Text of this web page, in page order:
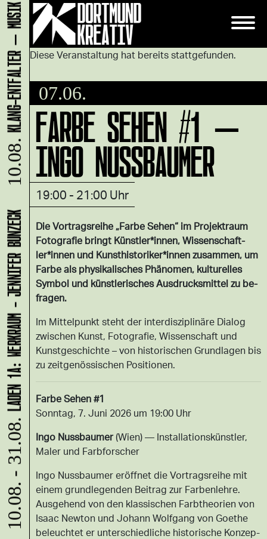
Diese Veranstaltung hat bereits stattgefunden.
07.06.
FARBE SEHEN #1 –
INGO NUSSBAUMER
19:00 - 21:00 Uhr
Die Vor­trags­rei­he „Farbe Sehen“ im Pro­jek­traum
Fo­to­gra­fie bringt Künst­ler*in­nen, Wis­sen­schaft­
ler*in­nen und Kunst­his­to­ri­ker*in­nen zu­sam­men, um
Farbe als phy­si­ka­li­sches Phänomen, kul­tu­rel­les
Sym­bol und künst­le­ri­sches Aus­drucks­mit­tel zu be­
fra­gen.
Im Mit­tel­punkt steht der in­ter­dis­zi­plinäre Dia­log
zwi­schen Kunst, Fo­to­gra­fie, Wis­sen­schaft und
Kunst­ge­schich­te – von his­to­ri­schen Grund­la­gen bis
zu zeit­genössi­schen Po­si­tio­nen.
Farbe Sehen #1
Sonn­tag, 7. Juni 2026 um 19:00 Uhr
Ingo Nuss­bau­mer(Wien) — In­stal­la­ti­onskünst­ler,
Maler und Farb­for­scher
Ingo Nuss­bau­mer eröffnet die Vor­trags­rei­he mit
einem grund­le­gen­den Bei­trag zur Far­ben­leh­re.
Aus­ge­hend von den klas­si­schen Farbtheo­ri­en von
Isaac New­ton und Jo­hann Wolf­gang von Goe­the
be­leuch­tet er un­ter­schied­li­che his­to­ri­sche Kon­zep­
10.08. - 31.08.
LADEN 1A: WERKRAUM - JENNIFER BUNZECK
10.08.